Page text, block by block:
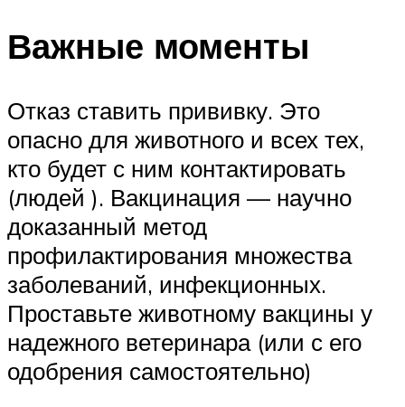
Важные моменты
Отказ ставить прививку. Это
опасно для животного и всех тех,
кто будет с ним контактировать
(людей ). Вакцинация — научно
доказанный метод
профилактирования множества
заболеваний, инфекционных.
Проставьте животному вакцины у
надежного ветеринара (или с его
одобрения самостоятельно)